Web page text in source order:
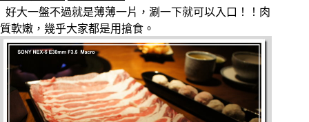
好大一盤不過就是薄薄一片，涮一下就可以入口！！肉
質軟嫩，幾乎大家都是用搶食。